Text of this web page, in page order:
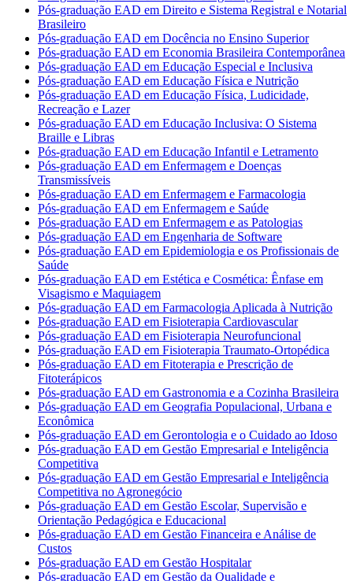
Pós-graduação EAD em Direito e Sistema Registral e Notarial
Brasileiro
Pós-graduação EAD em Docência no Ensino Superior
Pós-graduação EAD em Economia Brasileira Contemporânea
Pós-graduação EAD em Educação Especial e Inclusiva
Pós-graduação EAD em Educação Física e Nutrição
Pós-graduação EAD em Educação Física, Ludicidade,
Recreação e Lazer
Pós-graduação EAD em Educação Inclusiva: O Sistema
Braille e Libras
Pós-graduação EAD em Educação Infantil e Letramento
Pós-graduação EAD em Enfermagem e Doenças
Transmissíveis
Pós-graduação EAD em Enfermagem e Farmacologia
Pós-graduação EAD em Enfermagem e Saúde
Pós-graduação EAD em Enfermagem e as Patologias
Pós-graduação EAD em Engenharia de Software
Pós-graduação EAD em Epidemiologia e os Profissionais de
Saúde
Pós-graduação EAD em Estética e Cosmética: Ênfase em
Visagismo e Maquiagem
Pós-graduação EAD em Farmacologia Aplicada à Nutrição
Pós-graduação EAD em Fisioterapia Cardiovascular
Pós-graduação EAD em Fisioterapia Neurofuncional
Pós-graduação EAD em Fisioterapia Traumato-Ortopédica
Pós-graduação EAD em Fitoterapia e Prescrição de
Fitoterápicos
Pós-graduação EAD em Gastronomia e a Cozinha Brasileira
Pós-graduação EAD em Geografia Populacional, Urbana e
Econômica
Pós-graduação EAD em Gerontologia e o Cuidado ao Idoso
Pós-graduação EAD em Gestão Empresarial e Inteligência
Competitiva
Pós-graduação EAD em Gestão Empresarial e Inteligência
Competitiva no Agronegócio
Pós-graduação EAD em Gestão Escolar, Supervisão e
Orientação Pedagógica e Educacional
Pós-graduação EAD em Gestão Financeira e Análise de
Custos
Pós-graduação EAD em Gestão Hospitalar
Pós-graduação EAD em Gestão da Qualidade e